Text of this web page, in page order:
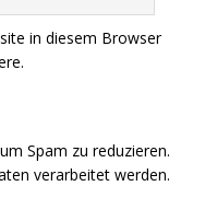
in diesem Browser
Spam zu reduzieren.
verarbeitet werden.